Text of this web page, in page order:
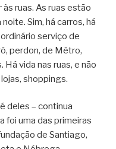
às ruas. As ruas estão
Sim, há carros, há
serviço de
perdon, de Métro,
vida nas ruas, e não
shoppings.
deles – continua
foi uma das primeiras
de Santiago,